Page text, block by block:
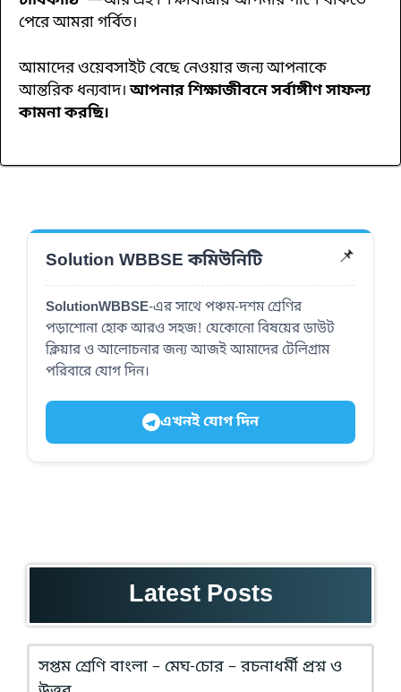
পেরে আমরা গর্বিত।
আমাদের ওয়েবসাইট বেছে নেওয়ার জন্য আপনাকে
আন্তরিক ধন্যবাদ।আপনার শিক্ষাজীবনে সর্বাঙ্গীণ সাফল্য
কামনা করছি।
Solution WBBSE কমিউনিটি 📌
SolutionWBBSE-এর সাথে পঞ্চম-দশম শ্রেণির
পড়াশোনা হোক আরও সহজ! যেকোনো বিষয়ের ডাউট
ক্লিয়ার ও আলোচনার জন্য আজই আমাদের টেলিগ্রাম
পরিবারে যোগ দিন।
এখনই যোগ দিন
Latest Posts
সপ্তম শ্রেণি বাংলা – মেঘ-চোর – রচনাধর্মী প্রশ্ন ও